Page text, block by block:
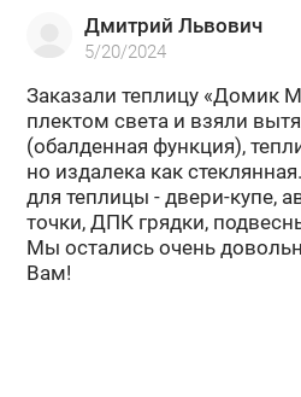
Дмитрий Львович
5/20/2024
За­ка­за­ли теп­ли­цу «Домик
плек­том света и взяли
(обал­ден­ная функ­ция),
но из­да­ле­ка как
для теп­ли­цы - двери-​купе,
точ­ки, ДПК гряд­ки,
Мы оста­лись очень
Вам!